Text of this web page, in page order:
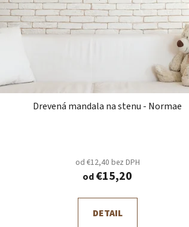
Drevená mandala na stenu - Normae
od €12,40 bez DPH
od€15,20
DETAIL